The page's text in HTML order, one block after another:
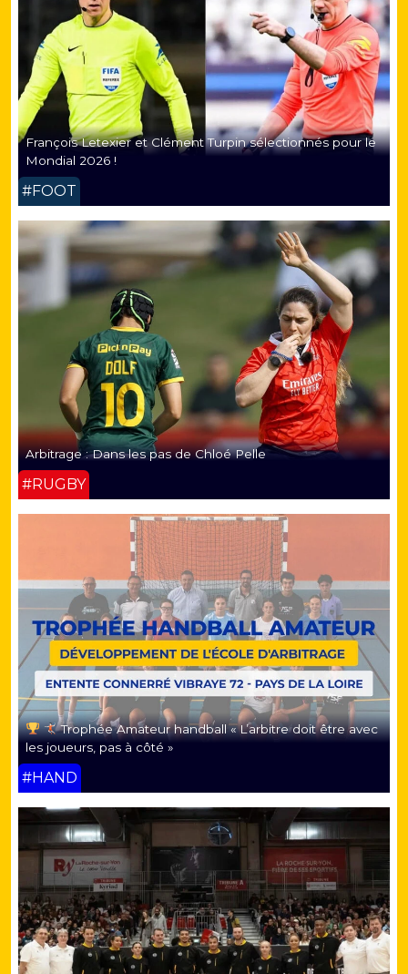
François Letexier et Clément Turpin sélectionnés pour le
Mondial 2026 !
#FOOT
Arbitrage : Dans les pas de Chloé Pelle
#RUGBY
Trophée Amateur handball « L’arbitre doit être avec
les joueurs, pas à côté »
#HAND